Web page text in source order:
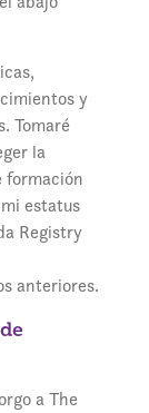
y
Tomaré
la
formación
estatus
Registry
anteriores.
a The